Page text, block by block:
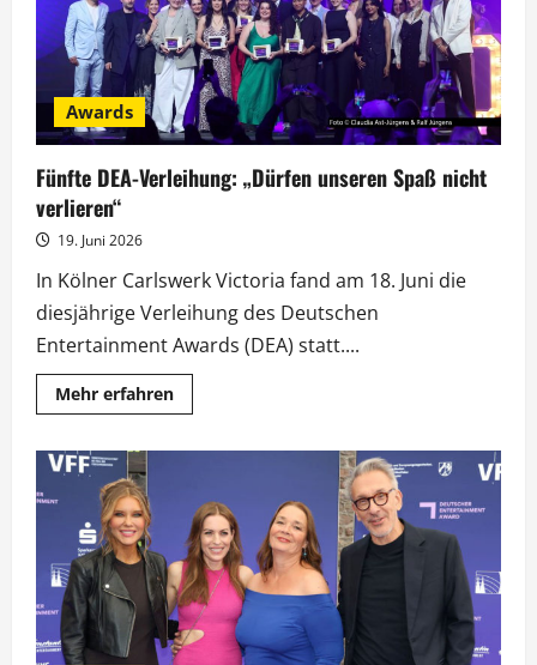
Awards
Fünfte DEA-Verleihung: „Dürfen unseren Spaß nicht
verlieren“
19. Juni 2026
In Kölner Carlswerk Victoria fand am 18. Juni die
diesjährige Verleihung des Deutschen
Entertainment Awards (DEA) statt....
Mehr erfahrenMehr
Informationen
unseren
Spaß
nicht
verlieren“